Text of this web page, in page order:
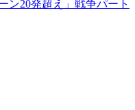
ン20発超え」戦争パート